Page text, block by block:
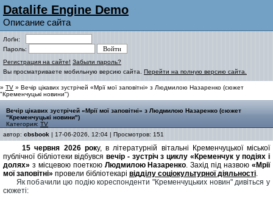
Datalife Engine Demo
Описание сайта
Лоґін:
Пароль:
Регистрация на сайте! Забыли пароль?
Вы просматриваете мобильную версию сайта. Перейти на полную версию сайта.
» TV » Вечір цікавих зустрічей «Мрії мої заповітні» з Людмилою Назаренко (сюжет
"Кременчуцькі новини")
Вечір цікавих зустрічей «Мрії мої заповітні» з Людмилою Назаренко (сюжет
"Кременчуцькі новини")
Категория: TV
автор: cbsbook | 17-06-2026, 12:04 | Просмотров: 151
15 червня 2026 року, в літературній вітальні Кременчуцької міської
публічної бібліотеки відбувсявечір - зустріч з циклу «Кременчук у подіях і
долях» з місцевою поеткою Людмилою Назаренко. Захід під назвою«Мрії
мої заповітні» провели бібліотекарі відділу соціокультурної діяльності.
Як побачили цю подію кореспонденти "Кременчуцьких новин" дивіться у
сюжеті: